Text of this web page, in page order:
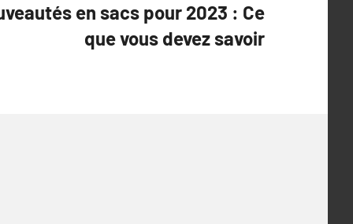
en sacs pour 2023 : Ce
que vous devez savoir